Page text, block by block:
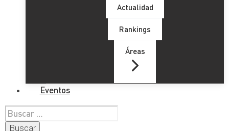
Actualidad
Rankings
Áreas
Eventos
Buscar: